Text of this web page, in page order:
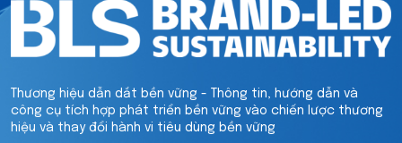
Thương hiệu dẫn dắt bền vững - Thông tin, hướng dẫn và
công cụ tích hợp phát triển bền vững vào chiến lược thương
hiệu và thay đổi hành vi tiêu dùng bền vững